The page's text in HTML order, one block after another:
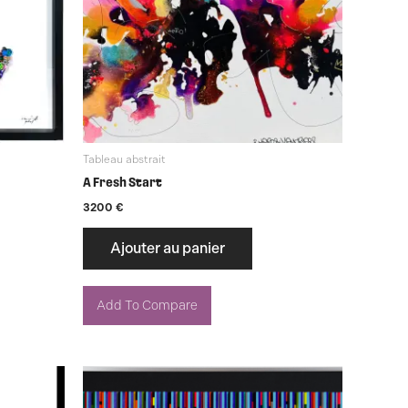
Tableau abstrait
A Fresh Start
3200 €
Ajouter au panier
Add To Compare